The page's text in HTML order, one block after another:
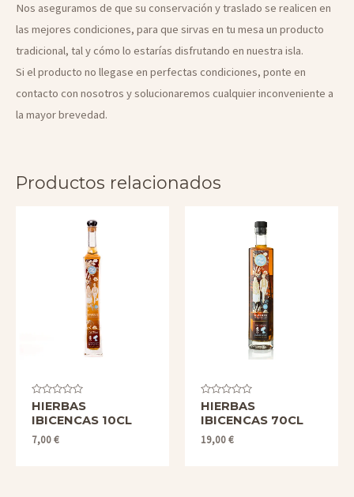
Nos aseguramos de que su conservación y traslado se realicen en
las mejores condiciones, para que sirvas en tu mesa un producto
tradicional, tal y cómo lo estarías disfrutando en nuestra isla.
Si el producto no llegase en perfectas condiciones, ponte en
contacto con nosotros y solucionaremos cualquier inconveniente a
la mayor brevedad.
Productos relacionados
Valorado
con
0
5
HIERBAS
IBICENCAS 10CL
7,00€
Valorado
con
0
5
HIERBAS
IBICENCAS 70CL
19,00€